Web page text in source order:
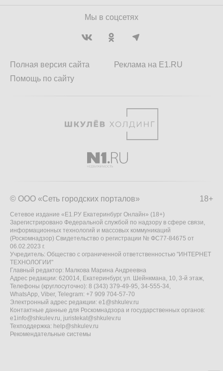
Мы в соцсетях
Полная версия сайта
Помощь по сайту
Реклама на E1.RU
18+
© ООО «Сеть городских порталов»
Сетевое издание «Е1.РУ Екатеринбург Онлайн» (18+)
Зарегистрировано Федеральной службой по надзору в сфере связи,
информационных технологий и массовых коммуникаций
(Роскомнадзор) Свидетельство о регистрации № ФС77-84675 от
06.02.2023 г.
Учредитель: Общество с ограниченной ответственностью "ИНТЕРНЕТ
ТЕХНОЛОГИИ"
Главный редактор: Малкова Марина Андреевна
Адрес редакции: 620014, Екатеринбург, ул. Шейнкмана, 10, 3-й этаж,
Телефоны (круглосуточно): 8 (343) 379-49-95, 34-555-34,
WhatsApp, Viber, Telegram: +7 909 704-57-70
Электронный адрес редакции: e1@shkulev.ru
Контактные данные для Роскомнадзора и государственных органов:
e1info@shkulev.ru, juristekat@shkulev.ru
Техподдержка: help@shkulev.ru
Рекомендательные системы